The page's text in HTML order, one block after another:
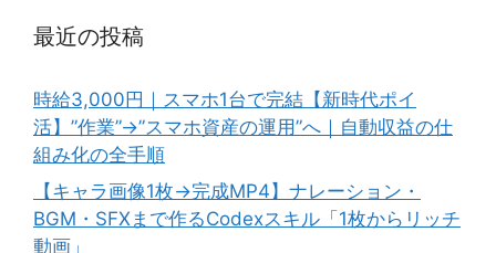
最近の投稿
時給3,000円｜スマホ1台で完結【新時代ポイ
活】”作業”→”スマホ資産の運用”へ｜自動収益の仕
組み化の全手順
【キャラ画像1枚→完成MP4】ナレーション・
BGM・SFXまで作るCodexスキル「1枚からリッチ
動画」